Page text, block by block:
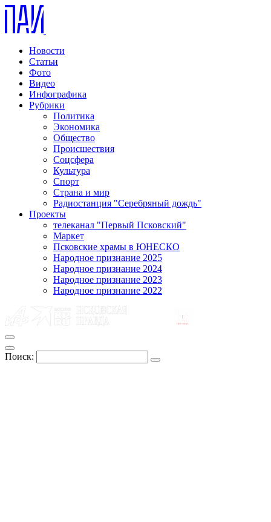
Новости
Статьи
Фото
Видео
Инфографика
Рубрики
Политика
Экономика
Общество
Происшествия
Соцсфера
Культура
Спорт
Страна и мир
Радиостанция "Серебряный дождь"
Проекты
телеканал "Первый Псковский"
Маркет
Псковские храмы в ЮНЕСКО
Народное признание 2025
Народное признание 2024
Народное признание 2023
Народное признание 2022
Поиск: